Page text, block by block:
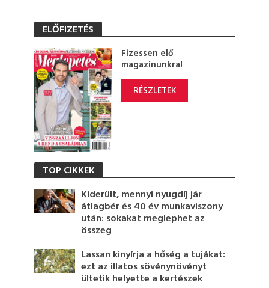
ELŐFIZETÉS
Fizessen elő
magazinunkra!
RÉSZLETEK
TOP CIKKEK
Kiderült, mennyi nyugdíj jár
átlagbér és 40 év munkaviszony
után: sokakat meglephet az
összeg
Lassan kinyírja a hőség a tujákat:
ezt az illatos sövénynövényt
ültetik helyette a kertészek